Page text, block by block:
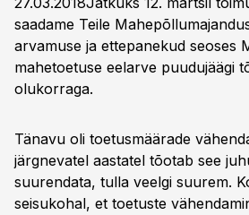
saadame Teile
arvamuse ja ettepanekud seoses
mahetoetuse eelarve puudujäägi
olukorraga.
Tänavu oli toetusmäärade
järgnevatel aastatel tõotab see
suurendata, tulla veelgi suurem.
seisukohal, et toetuste